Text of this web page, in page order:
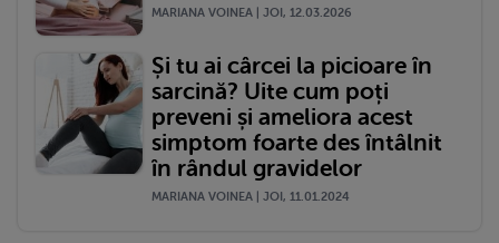
MARIANA VOINEA | JOI, 12.03.2026
Și tu ai cârcei la picioare în
sarcină? Uite cum poți
preveni și ameliora acest
simptom foarte des întâlnit
în rândul gravidelor
MARIANA VOINEA | JOI, 11.01.2024